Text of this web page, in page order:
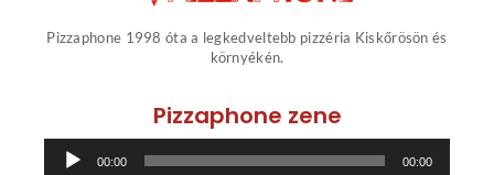
Pizzaphone 1998 óta a legkedveltebb pizzéria Kiskőrösön és
környékén.
Pizzaphone zene
Audió
00:00 00:00